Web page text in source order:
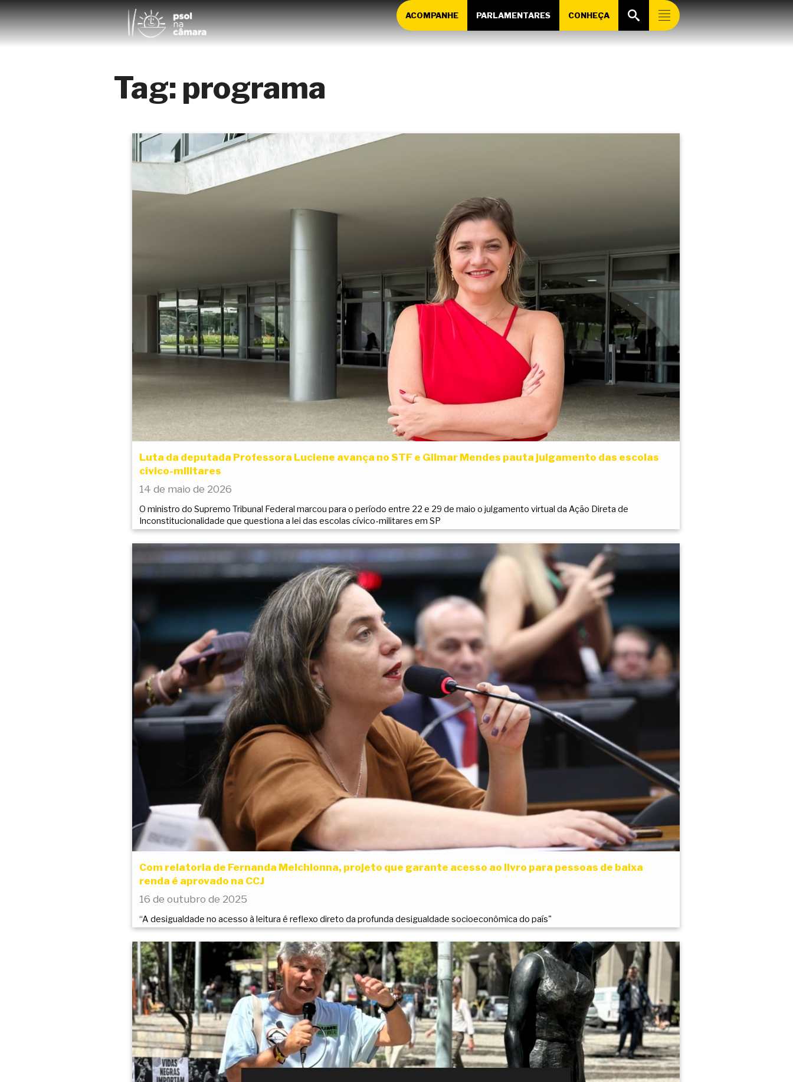
ACOMPANHE PARLAMENTARES CONHEÇA
Tag: programa
Luta da deputada Professora Luciene avança no STF e Gilmar Mendes pauta julgamento das escolas
cívico-militares
14 de maio de 2026
O ministro do Supremo Tribunal Federal marcou para o período entre 22 e 29 de maio o julgamento virtual da Ação Direta de
Inconstitucionalidade que questiona a lei das escolas cívico-militares em SP
Com relatoria de Fernanda Melchionna, projeto que garante acesso ao livro para pessoas de baixa
renda é aprovado na CCJ
16 de outubro de 2025
“A desigualdade no acesso à leitura é reflexo direto da profunda desigualdade socioeconômica do país"